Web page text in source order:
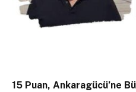
15 Puan, Ankaragücü’ne